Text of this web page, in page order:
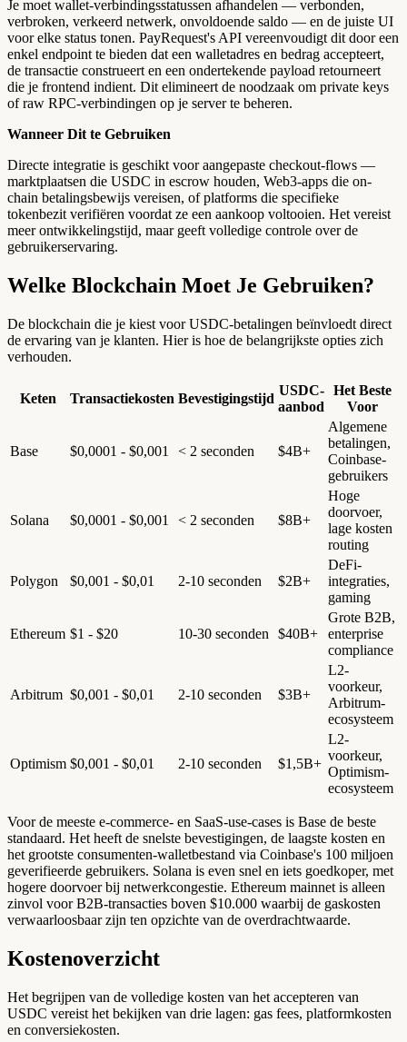
Je moet wallet-verbindingsstatussen afhandelen — verbonden,
verbroken, verkeerd netwerk, onvoldoende saldo — en de juiste UI
voor elke status tonen. PayRequest's API vereenvoudigt dit door een
enkel endpoint te bieden dat een walletadres en bedrag accepteert,
de transactie construeert en een ondertekende payload retourneert
die je frontend indient. Dit elimineert de noodzaak om private keys
of raw RPC-verbindingen op je server te beheren.
Wanneer Dit te Gebruiken
Directe integratie is geschikt voor aangepaste checkout-flows —
marktplaatsen die USDC in escrow houden, Web3-apps die on-
chain betalingsbewijs vereisen, of platforms die specifieke
tokenbezit verifiëren voordat ze een aankoop voltooien. Het vereist
meer ontwikkelingstijd, maar geeft volledige controle over de
gebruikerservaring.
Welke Blockchain Moet Je Gebruiken?
De blockchain die je kiest voor USDC-betalingen beïnvloedt direct
de ervaring van je klanten. Hier is hoe de belangrijkste opties zich
verhouden.
Keten Transactiekosten Bevestigingstijd
USDC-
aanbod
Het Beste
Voor
Base $0,0001 - $0,001 < 2 seconden $4B+
Algemene
betalingen,
Coinbase-
gebruikers
Solana $0,0001 - $0,001 < 2 seconden $8B+
Hoge
doorvoer,
lage kosten
routing
Polygon $0,001 - $0,01 2-10 seconden $2B+
DeFi-
integraties,
gaming
Ethereum $1 - $20 10-30 seconden $40B+
Grote B2B,
enterprise
compliance
Arbitrum $0,001 - $0,01 2-10 seconden $3B+
L2-
voorkeur,
Arbitrum-
ecosysteem
Optimism $0,001 - $0,01 2-10 seconden $1,5B+
L2-
voorkeur,
Optimism-
ecosysteem
Voor de meeste e-commerce- en SaaS-use-cases is Base de beste
standaard. Het heeft de snelste bevestigingen, de laagste kosten en
het grootste consumenten-walletbestand via Coinbase's 100 miljoen
geverifieerde gebruikers. Solana is even snel en iets goedkoper, met
hogere doorvoer bij netwerkcongestie. Ethereum mainnet is alleen
zinvol voor B2B-transacties boven $10.000 waarbij de gaskosten
verwaarloosbaar zijn ten opzichte van de overdrachtwaarde.
Kostenoverzicht
Het begrijpen van de volledige kosten van het accepteren van
USDC vereist het bekijken van drie lagen: gas fees, platformkosten
en conversiekosten.